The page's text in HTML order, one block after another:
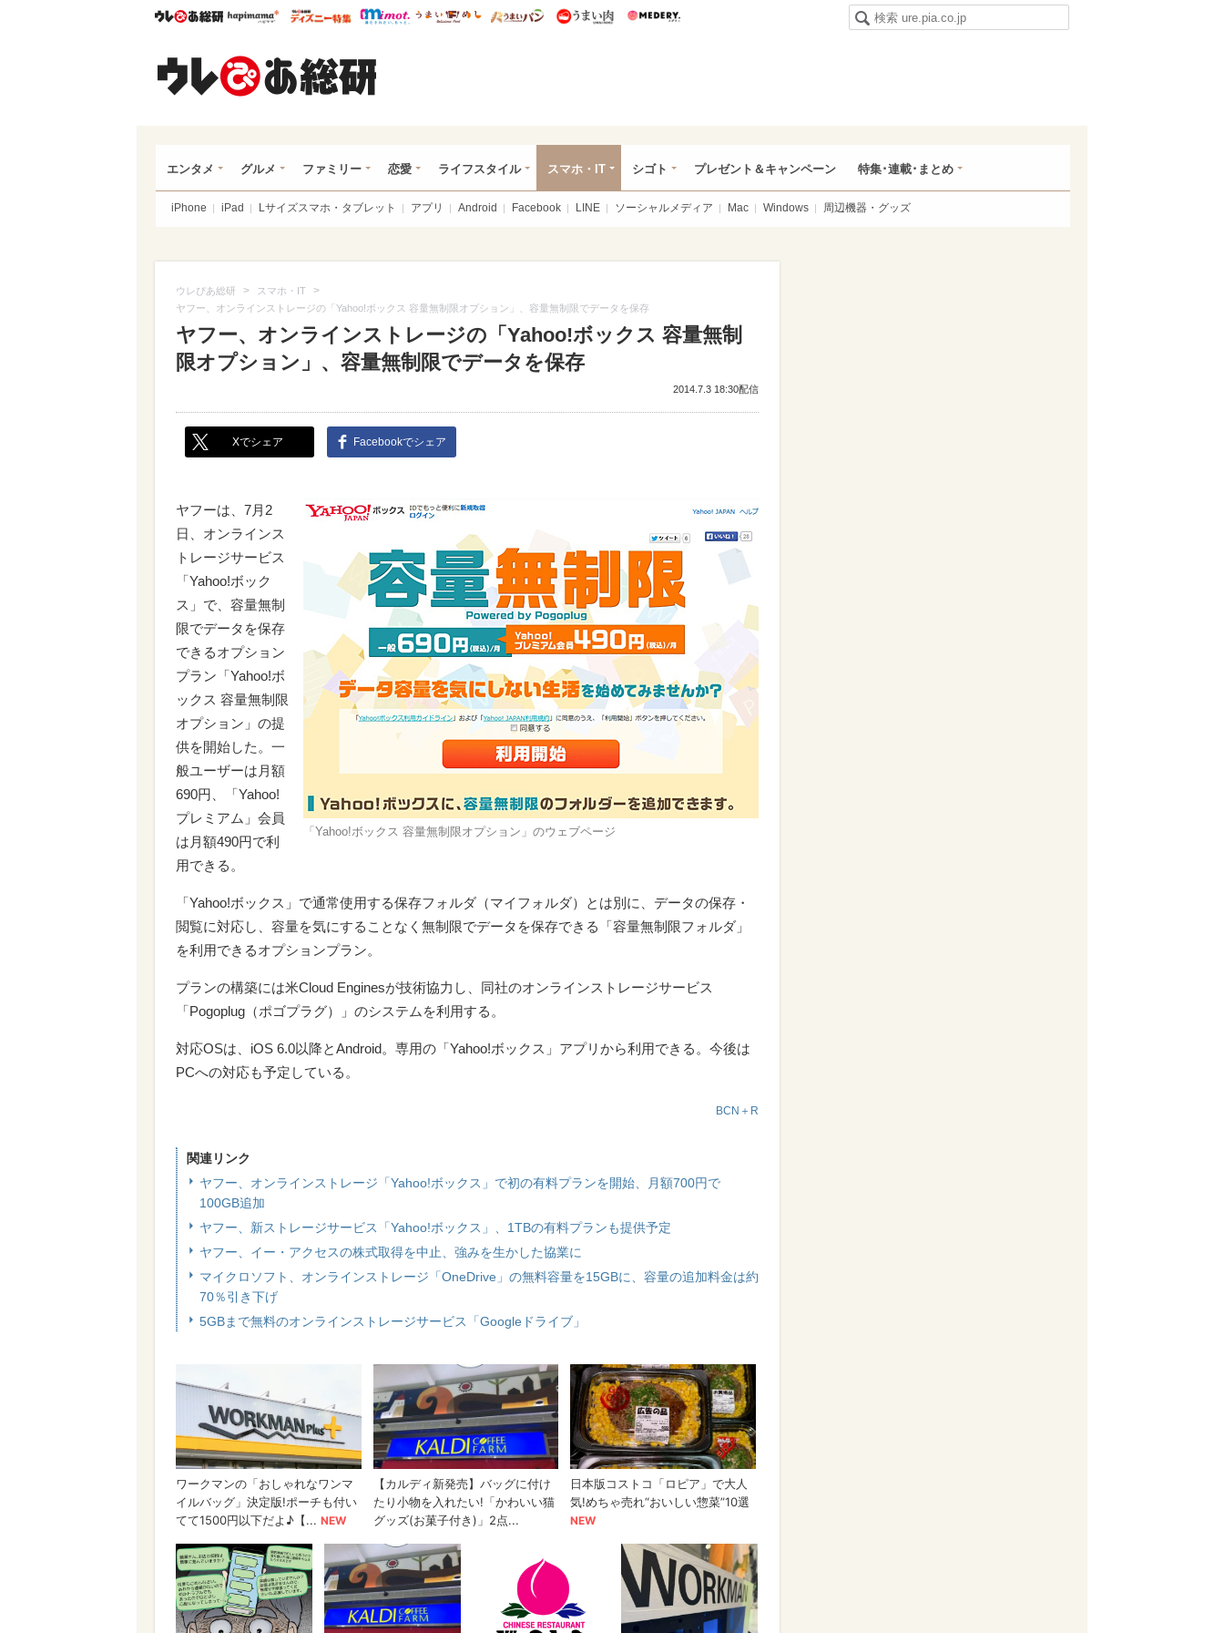
ウレぴあ総研ハピママ* ウレぴあ総研 ディズニー特集
mimot. うまいめし うまいパン うまい肉
エンタメ グルメ ファミリー 恋愛 ライフスタイル スマホ・IT シゴト プレゼント＆キャンペーン 特集･連載･まとめ
iPhone iPad Lサイズスマホ・タブレット アプリ Android Facebook LINE ソーシャルメディア Mac Windows 周辺機器・グッズ
ウレぴあ総研 > スマホ・IT >
ヤフー、オンラインストレージの「Yahoo!ボックス 容量無制限オプション」、容量無制限でデータを保存
ヤフー、オンラインストレージの「Yahoo!ボックス 容量無制
限オプション」、容量無制限でデータを保存
2014.7.3 18:30配信
Xでシェア Facebookでシェア
「Yahoo!ボックス 容量無制限オプション」のウェブページ
ヤフーは、7月2
日、オンラインス
トレージサービス
「Yahoo!ボック
ス」で、容量無制
限でデータを保存
できるオプション
プラン「Yahoo!ボ
ックス 容量無制限
オプション」の提
供を開始した。一
般ユーザーは月額
690円、「Yahoo!
プレミアム」会員
は月額490円で利
用できる。
「Yahoo!ボックス」で通常使用する保存フォルダ（マイフォルダ）とは別に、データの保存・
閲覧に対応し、容量を気にすることなく無制限でデータを保存できる「容量無制限フォルダ」
を利用できるオプションプラン。
プランの構築には米Cloud Enginesが技術協力し、同社のオンラインストレージサービス
「Pogoplug（ポゴプラグ）」のシステムを利用する。
対応OSは、iOS 6.0以降とAndroid。専用の「Yahoo!ボックス」アプリから利用できる。今後は
PCへの対応も予定している。
BCN＋R
関連リンク
ヤフー、オンラインストレージ「Yahoo!ボックス」で初の有料プランを開始、月額700円で
100GB追加
ヤフー、新ストレージサービス「Yahoo!ボックス」、1TBの有料プランも提供予定
ヤフー、イー・アクセスの株式取得を中止、強みを生かした協業に
マイクロソフト、オンラインストレージ「OneDrive」の無料容量を15GBに、容量の追加料金は約
70％引き下げ
5GBまで無料のオンラインストレージサービス「Googleドライブ」